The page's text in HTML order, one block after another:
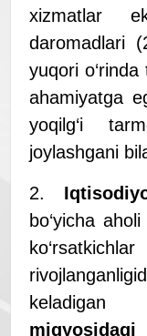
xizmatlar
daromadlari
yuqori
ahamiyatga
yoqilg‘i
joylashgani
2.
bo‘yicha
keladigan
miqyosidagi